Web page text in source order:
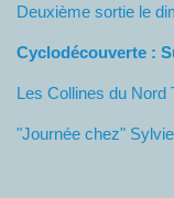
Deuxième sortie le
Cyclodécouverte :
Les Collines du Nord
"Journée chez"